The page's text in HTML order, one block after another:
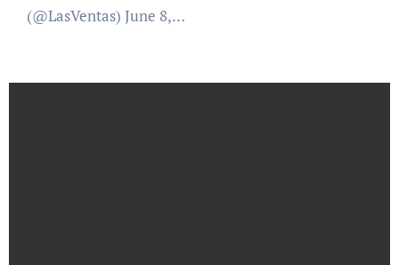
(@LasVentas) June 8,…